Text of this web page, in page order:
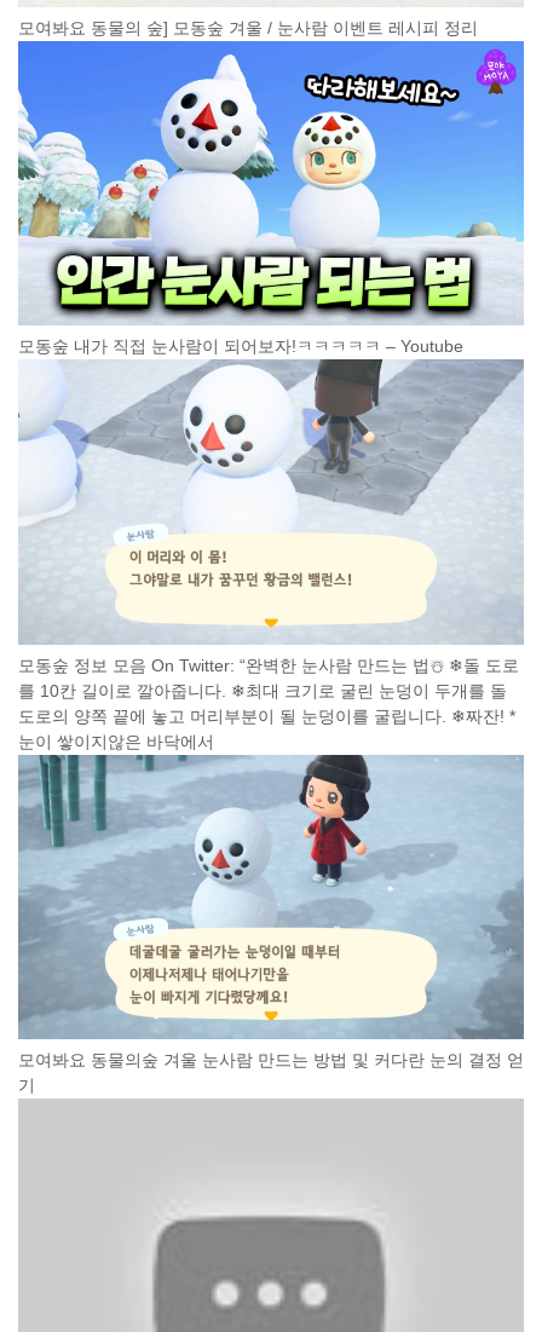
모여봐요 동물의 숲] 모동숲 겨울 / 눈사람 이벤트 레시피 정리
모동숲 내가 직접 눈사람이 되어보자!ㅋㅋㅋㅋㅋ – Youtube
모동숲 정보 모음 On Twitter: “완벽한 눈사람 만드는 법☃️ ❄돌 도로
를 10칸 길이로 깔아줍니다. ❄최대 크기로 굴린 눈덩이 두개를 돌
도로의 양쪽 끝에 놓고 머리부분이 될 눈덩이를 굴립니다. ❄짜잔! *
눈이 쌓이지않은 바닥에서
모여봐요 동물의숲 겨울 눈사람 만드는 방법 및 커다란 눈의 결정 얻
기